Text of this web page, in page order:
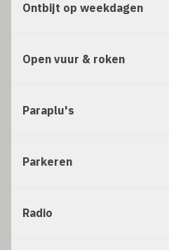
Ontbijt op weekdagen
Open vuur & roken
Paraplu's
Parkeren
Radio